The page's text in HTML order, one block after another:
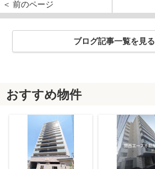
＜ 前のページ
ブログ記事一覧を見る
おすすめ物件